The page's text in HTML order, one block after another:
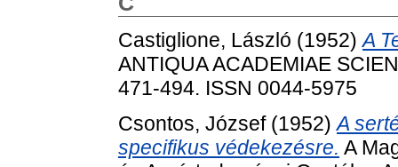
Castiglione, László (1952)A
ANTIQUA ACADEMIAE
471-494. ISSN 0044-5975
Csontos, József(1952)A
specifikus védekezésre. A